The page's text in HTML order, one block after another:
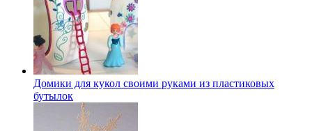
Домики для кукол своими руками из пластиковых
бутылок